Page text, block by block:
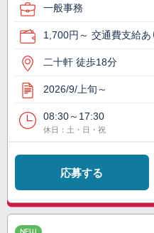
一般事務
1,700円～ 交通費支給あ
二十軒 徒歩18分
2026/9/上旬～
08:30～17:30
休日：土・日・祝
応募する